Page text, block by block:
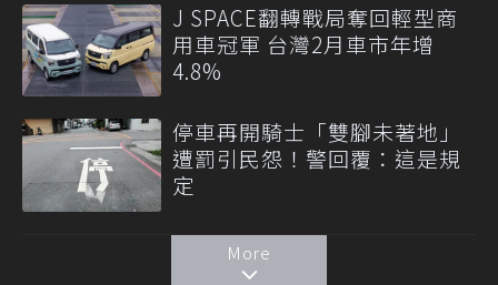
J SPACE翻轉戰局奪回輕型商
用車冠軍 台灣2月車市年增
4.8%
停車再開騎士「雙腳未著地」
遭罰引民怨！警回覆：這是規
定
More